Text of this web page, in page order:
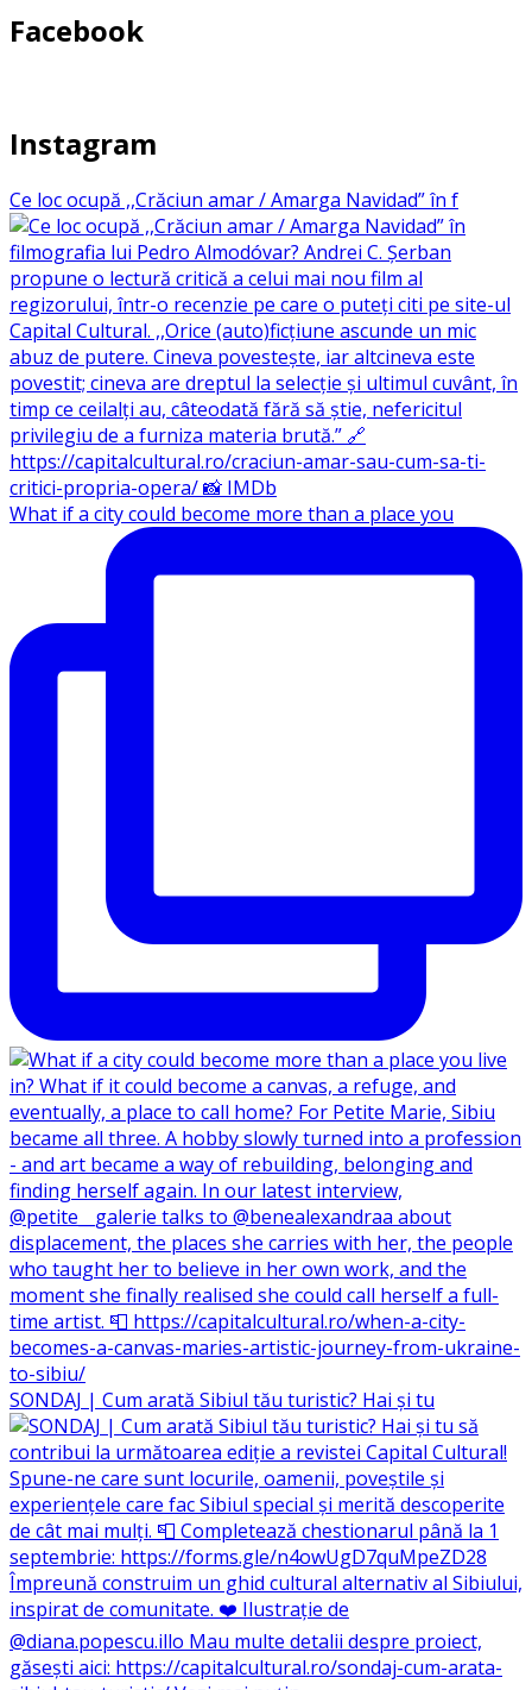
Facebook
Instagram
Ce loc ocupă ,,Crăciun amar / Amarga Navidad” în f
What if a city could become more than a place you
SONDAJ | Cum arată Sibiul tău turistic? Hai și tu